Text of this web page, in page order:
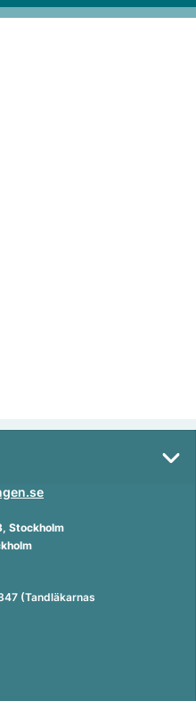
Stockholm
(Tandläkarnas